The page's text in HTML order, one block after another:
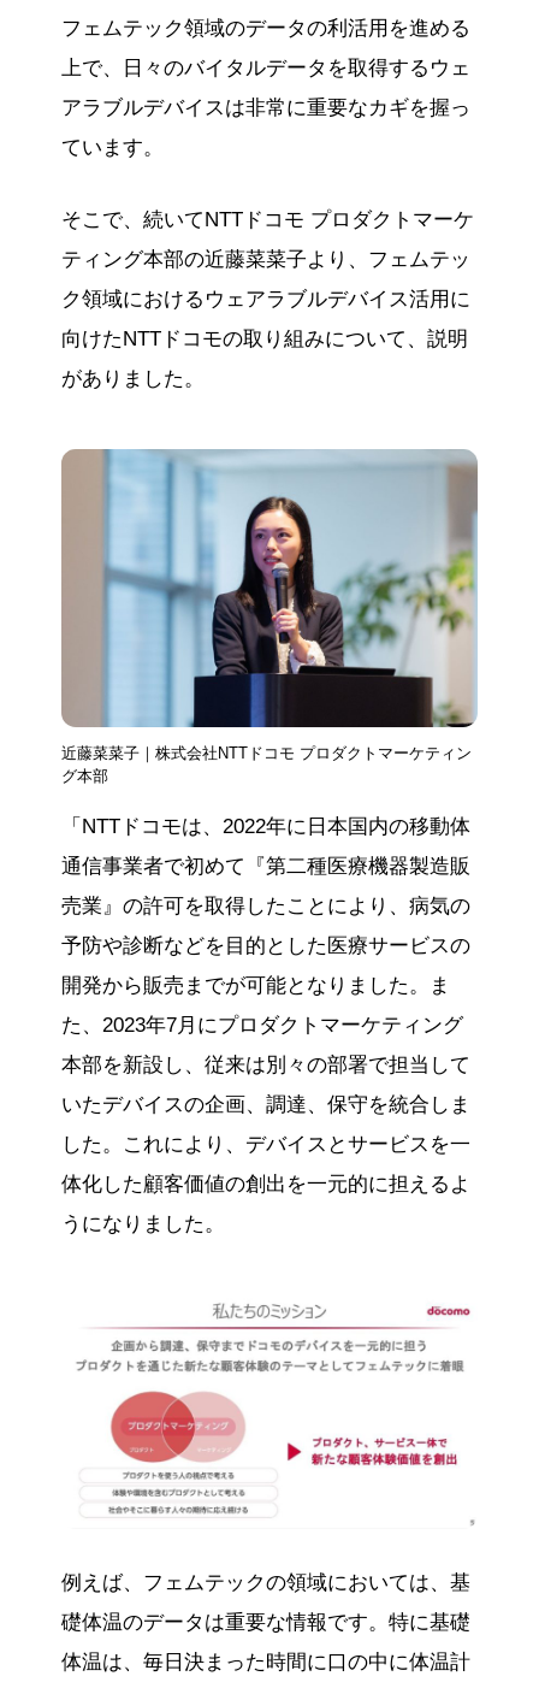
フェムテック領域のデータの利活用を進める
上で、日々のバイタルデータを取得するウェ
アラブルデバイスは非常に重要なカギを握っ
ています。
そこで、続いてNTTドコモ プロダクトマーケ
ティング本部の近藤菜菜子より、フェムテッ
ク領域におけるウェアラブルデバイス活用に
向けたNTTドコモの取り組みについて、説明
がありました。
近藤菜菜子｜株式会社NTTドコモ プロダクトマーケティン
グ本部
「NTTドコモは、2022年に日本国内の移動体
通信事業者で初めて『第二種医療機器製造販
売業』の許可を取得したことにより、病気の
予防や診断などを目的とした医療サービスの
開発から販売までが可能となりました。ま
た、2023年7月にプロダクトマーケティング
本部を新設し、従来は別々の部署で担当して
いたデバイスの企画、調達、保守を統合しま
した。これにより、デバイスとサービスを一
体化した顧客価値の創出を一元的に担えるよ
うになりました。
例えば、フェムテックの領域においては、基
礎体温のデータは重要な情報です。特に基礎
体温は、毎日決まった時間に口の中に体温計